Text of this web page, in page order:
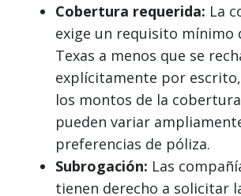
Cobertura requerida: La
exige un requisito mínimo
Texas a menos que se
explícitamente por
los montos de la
pueden variar
preferencias de póliza.
Subrogación: Las
tienen derecho a solicitar